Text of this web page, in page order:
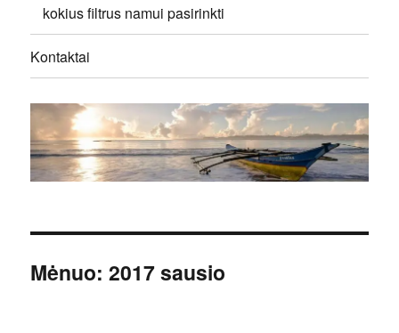
kokius filtrus namui pasirinkti
Kontaktai
Mėnuo:2017 sausio